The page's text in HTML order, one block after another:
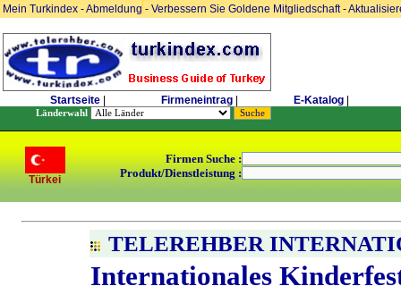
Mein Turkindex -Abmeldung- Verbessern Sie Goldene Mitgliedschaft-
Startseite Firmeneintrag E-Katalog
Länderwahl
Türkei
Firmen Suche :
Produkt/Dienstleistung :
TELEREHBER
Internationales